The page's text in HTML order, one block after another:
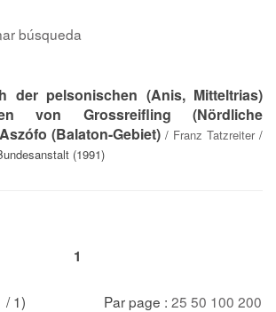
búsqueda
der pelsonischen (Anis, Mitteltrias)
von Grossreifling (Nördliche
(Balaton-Gebiet) / Franz Tatzreiter/
(1991)
1
/ 1) Par page : 25 50 100 200